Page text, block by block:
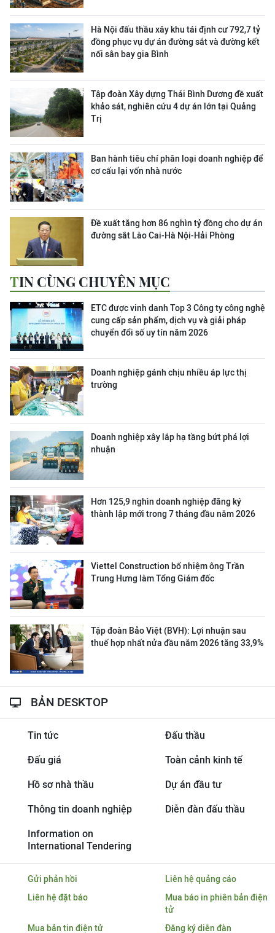
Hà Nội đấu thầu xây khu tái định cư 792,7 tỷ
đồng phục vụ dự án đường sắt và đường kết
nối sân bay gia Bình
Tập đoàn Xây dựng Thái Bình Dương đề xuất
khảo sát, nghiên cứu 4 dự án lớn tại Quảng
Trị
Ban hành tiêu chí phân loại doanh nghiệp để
cơ cấu lại vốn nhà nước
Đề xuất tăng hơn 86 nghìn tỷ đồng cho dự án
đường sắt Lào Cai-Hà Nội-Hải Phòng
TIN CÙNG CHUYÊN MỤC
ETC được vinh danh Top 3 Công ty công nghệ
cung cấp sản phẩm, dịch vụ và giải pháp
chuyển đổi số uy tín năm 2026
Doanh nghiệp gánh chịu nhiều áp lực thị
trường
Doanh nghiệp xây lắp hạ tầng bứt phá lợi
nhuận
Hơn 125,9 nghìn doanh nghiệp đăng ký
thành lập mới trong 7 tháng đầu năm 2026
Viettel Construction bổ nhiệm ông Trần
Trung Hưng làm Tổng Giám đốc
Tập đoàn Bảo Việt (BVH): Lợi nhuận sau
thuế hợp nhất nửa đầu năm 2026 tăng 33,9%
BẢN DESKTOP
Tin tức Đấu thầu
Đấu giá Toàn cảnh kinh tế
Hồ sơ nhà thầu Dự án đầu tư
Thông tin doanh nghiệp Diễn đàn đấu thầu
Information on
International Tendering
Gửi phản hồi
Liên hệ quảng cáo
Liên hệ đặt báo
Mua báo in phiên bản điện
tử
Mua bản tin điện tử
Đăng ký diễn đàn